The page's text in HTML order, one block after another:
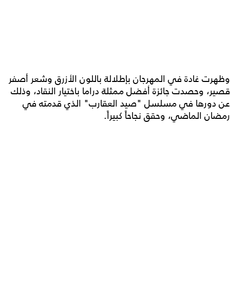
وظهرت غادة في المهرجان بإطلالة باللون الأزرق وشعر أصفر
قصير، وحصدت جائزة أفضل ممثلة دراما باختيار النقاد، وذلك
عن دورها في مسلسل "صيد العقارب" الذي قدمته في
رمضان الماضي، وحقق نجاحاً كبيراً.